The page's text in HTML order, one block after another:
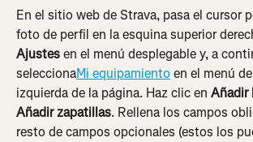
En el sitio web de Strava, pasa el cursor
foto de perfil en la esquina superior
Ajustes en el menú desplegable y, a
seleccionaMi equipamiento en el menú
izquierda de la página. Haz clic en Añadir
Añadir zapatillas. Rellena los campos
resto de campos opcionales (estos los